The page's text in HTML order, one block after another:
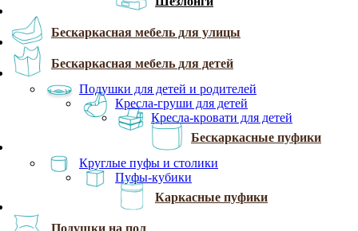
Бескаркасная мебель для улицы
Бескаркасная мебель для детей
Подушки для детей и родителей
Кресла-груши для детей
Кресла-кровати для детей
Бескаркасные пуфики
Круглые пуфы и столики
Пуфы-кубики
Каркасные пуфики